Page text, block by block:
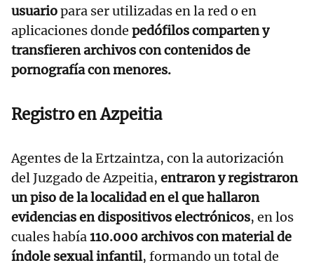
usuariopara ser utilizadas en la red o en
aplicaciones donde pedófilos comparten y
transfieren archivos con contenidos de
pornografía con menores.
Registro en Azpeitia
Agentes de la Ertzaintza, con la autorización
del Juzgado de Azpeitia, entraron y registraron
un piso de la localidad en el que hallaron
evidencias en dispositivos electrónicos, en los
cuales había110.000 archivos con material de
índole sexual infantil, formando un total de